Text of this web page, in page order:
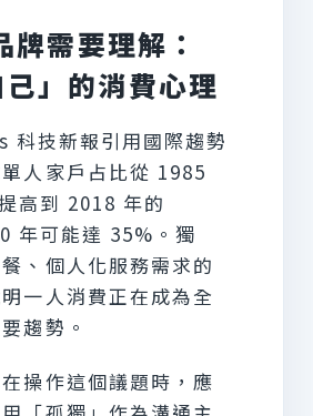
牌需要理解：
己」的消費心理
技新報引用國際趨勢
人家戶占比從 1985
高到 2018 年的
年可能達 35%。獨
、個人化服務需求的
一人消費正在成為全
趨勢。
操作這個議題時，應